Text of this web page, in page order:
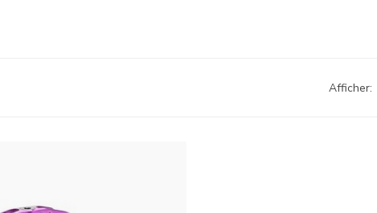
Afficher: